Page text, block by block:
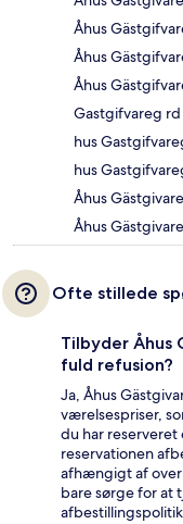
Åhus
Åhus
Åhus
Gastgifvareg rd
hus
hus
Åhus
Åhus
Ofte stillede
Tilbyder Åhus
fuld refusion?
Ja, Åhus
værelsespriser,
du har
reservationen
afhængigt af
bare sørge for at